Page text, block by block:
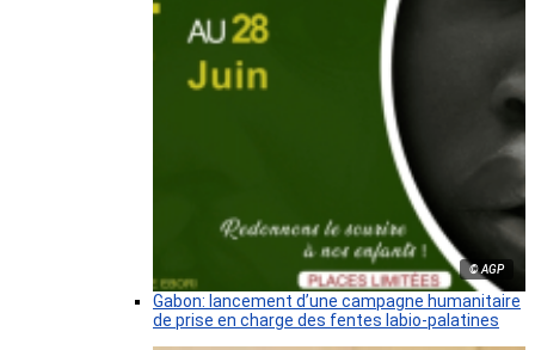
© AGP
Gabon: lancement d’une campagne humanitaire
de prise en charge des fentes labio-palatines